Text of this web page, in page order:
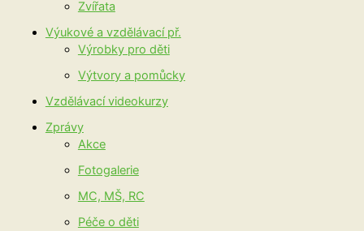
Zvířata
Výukové a vzdělávací př.
Výrobky pro děti
Výtvory a pomůcky
Vzdělávací videokurzy
Zprávy
Akce
Fotogalerie
MC, MŠ, RC
Péče o děti